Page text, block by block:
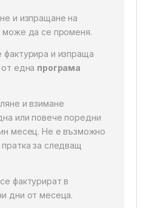
и изпращане на
може да се променя.
и изпраща
една програма
и взимане
или повече поредни
месец. Не е възможно
за следващ
фактурират в
дни от месеца.